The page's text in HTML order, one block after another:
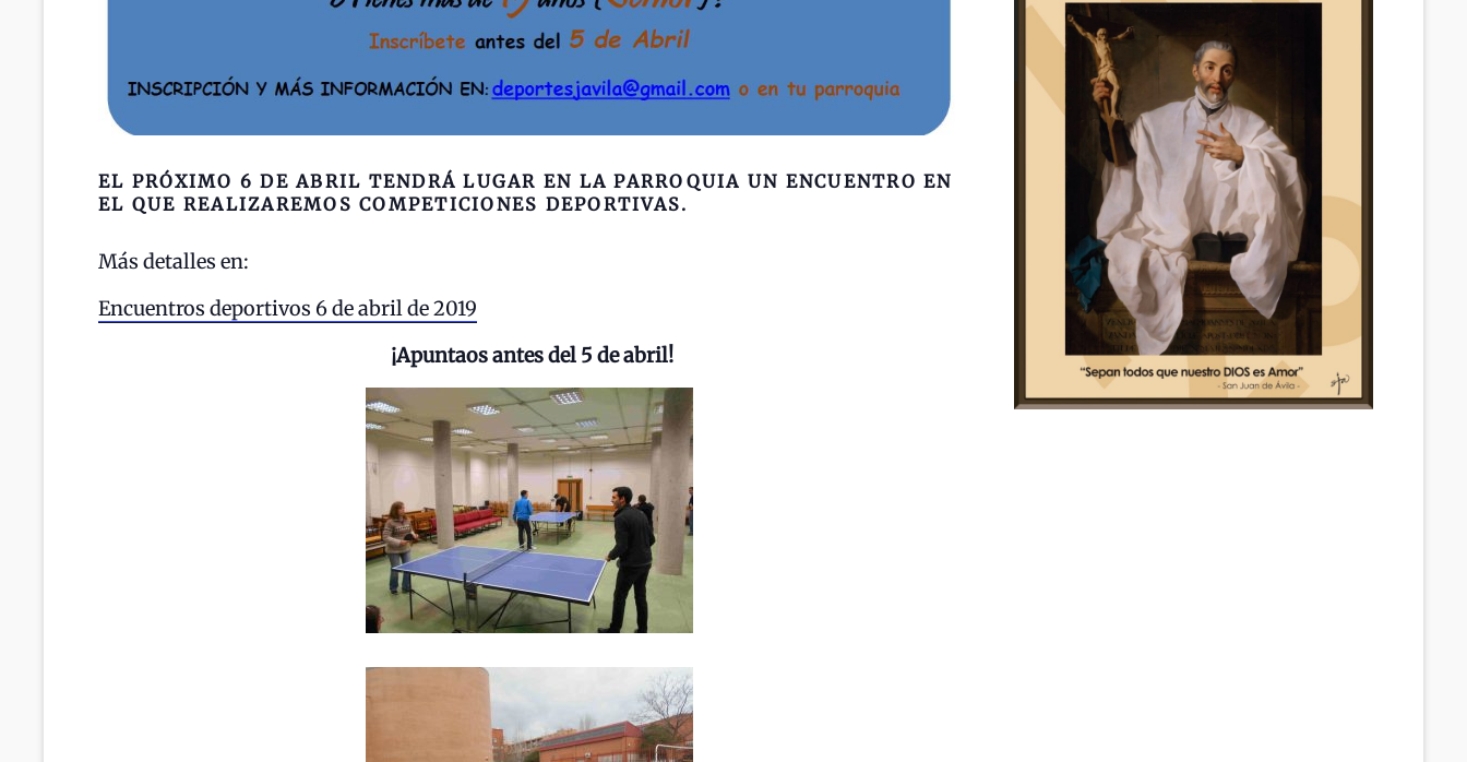
EL PRÓXIMO 6 DE ABRIL TENDRÁ LUGAR EN LA PARROQUIA UN ENCUENTRO EN
EL QUE REALIZAREMOS COMPETICIONES DEPORTIVAS.
Más detalles en:
Encuentros deportivos 6 de abril de 2019
¡Apuntaos antes del 5 de abril!